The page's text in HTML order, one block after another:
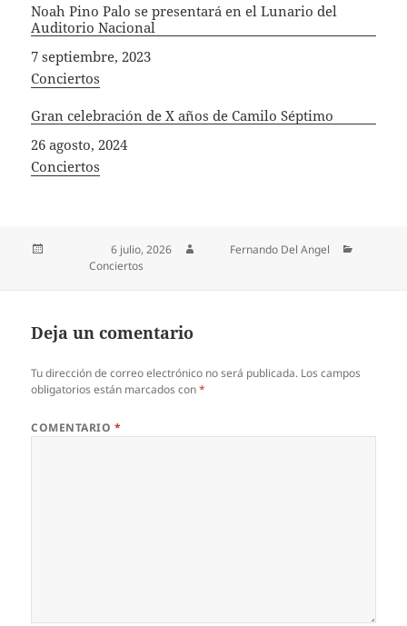
Noah Pino Palo se presentará en el Lunario del
Auditorio Nacional
Fecha
7 septiembre, 2023
In relation to
Conciertos
Gran celebración de X años de Camilo Séptimo
Fecha
26 agosto, 2024
In relation to
Conciertos
Publicado el6 julio, 2026
Fernando Del Angel
CategoríasConciertos
Deja un comentario
Tu dirección de correo electrónico no será publicada. Los campos
obligatorios están marcados con*
COMENTARIO *